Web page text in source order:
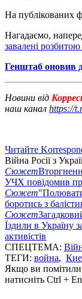
На публікованих
Нагадаємо,
завалені
Генштаб оновив
Новини від
наш канал https://
Читайте
Війна Росії з
Сюжет
УЧХ повідомив
Сюжет
боротись з
Сюжет
Їздили в Україну
активістів
СПЕЦТЕМА:
ТЕГИ: война,
Якщо ви помітили
натисніть Ctrl +